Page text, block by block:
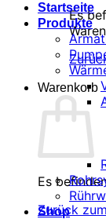
Es
Warenkorb
Es
Zurück
Startseite
Produkte
Shop